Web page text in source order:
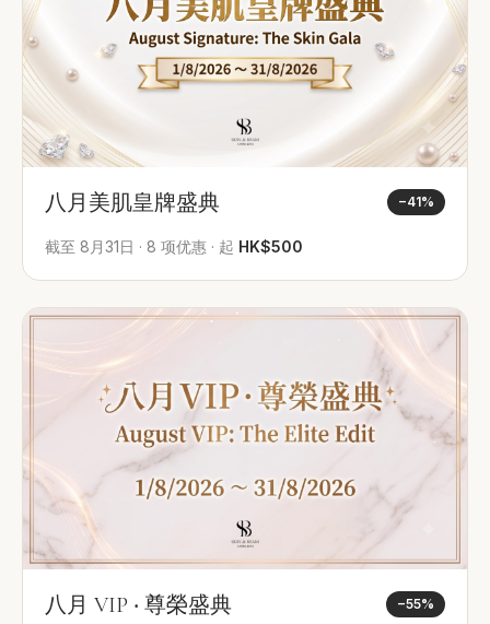
八月美肌皇牌盛典 −41%
截至 8月31日 · 8 项优惠 · 起 HK$500
八月 VIP ‧ 尊榮盛典 −55%